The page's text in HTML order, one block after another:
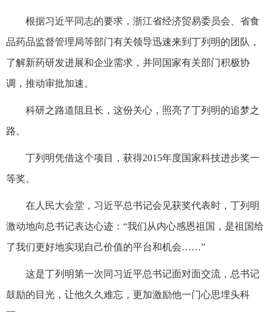
根据习近平同志的要求，浙江省经济贸易委员会、省食
品药品监督管理局等部门有关领导迅速来到丁列明的团队，
了解新药研发进展和企业需求，并同国家有关部门积极协
调，推动审批加速。
科研之路道阻且长，这份关心，照亮了丁列明的追梦之
路。
丁列明凭借这个项目，获得2015年度国家科技进步奖一
等奖。
在人民大会堂，习近平总书记会见获奖代表时，丁列明
激动地向总书记表达心迹：“我们从内心感恩祖国，是祖国给
了我们更好地实现自己价值的平台和机会……”
这是丁列明第一次同习近平总书记面对面交流，总书记
鼓励的目光，让他久久难忘，更加激励他一门心思埋头科